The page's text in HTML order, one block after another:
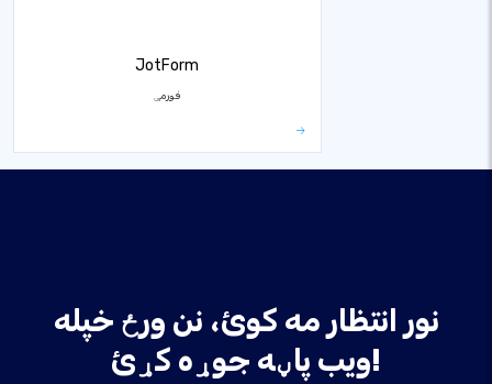
JotForm
فورمې
نور انتظار مه کوئ، نن ورځ خپله
ویب پاڼه جوړه کړئ!